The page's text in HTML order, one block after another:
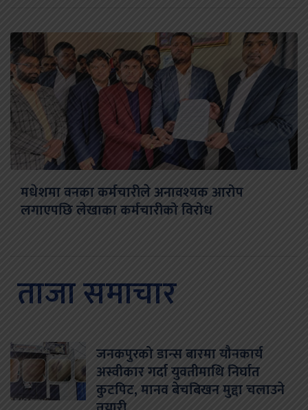
मधेशमा वनका कर्मचारीले अनावश्यक आरोप
लगाएपछि लेखाका कर्मचारीको विरोध
ताजा समाचार
जनकपुरको डान्स बारमा यौनकार्य
अस्वीकार गर्दा युवतीमाथि निर्घात
कुटपिट, मानव बेचबिखन मुद्दा चलाउने